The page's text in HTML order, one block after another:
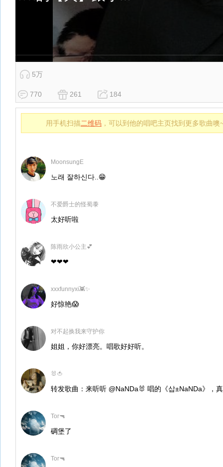
5万
770 261 184
用手机扫描二维码 ，可以到他的唱吧主页找到更多歌曲噢
MoonsungE
노래 잘하신다..😁
不爱爵士的怪蜀黍
太好听啦
陈雨欣小公主💕
❤❤❤
xxxfunnyxi👾✨
好惊艳😱
对不起换我来守护你
姐姐，你好漂亮。唱歌好好听。
🐰🍅
转发歌曲：来听听 @NaNDa🐰 唱的《삽±NaNDa》，
Tor🔫
碉堡了
Tor🔫